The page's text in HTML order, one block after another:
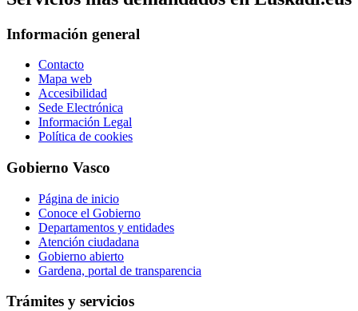
Información general
Contacto
Mapa web
Accesibilidad
Sede Electrónica
Información Legal
Política de cookies
Gobierno Vasco
Página de inicio
Conoce el Gobierno
Departamentos y entidades
Atención ciudadana
Gobierno abierto
Gardena, portal de transparencia
Trámites y servicios